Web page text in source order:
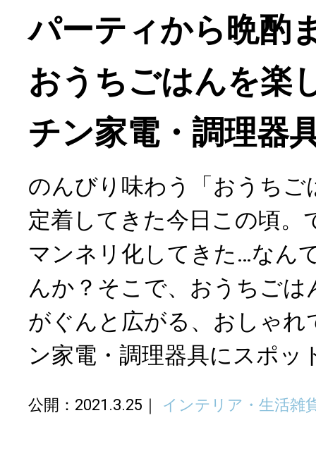
パーティから晩酌
おうちごはんを楽
チン家電・調理器
のんびり味わう「おうちご
定着してきた今日この頃。
マンネリ化してきた…なん
んか？そこで、おうちごは
がぐんと広がる、おしゃれ
ン家電・調理器具にスポッ
公開：2021.3.25 インテリア・生活雑